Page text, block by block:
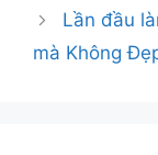
Lần đầu
mà Không